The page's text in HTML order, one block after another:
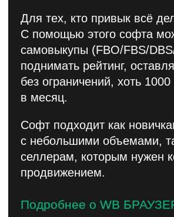
Подробнее о продвижении под ключ
Решение идеально как для новичков,
которые опасаются ошибок и
ограничены в бюджете, так и для для
крупных игроков, кому важны скорость и
карты – мы берём на себя весь процесс.
Ваши товары быстро выйдут в топ
Wildberries, получат высокие оценки и
больше органических продаж.